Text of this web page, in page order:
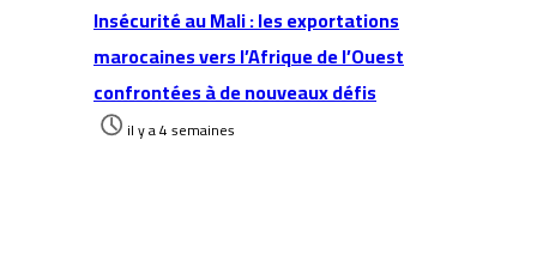
Insécurité au Mali : les exportations
marocaines vers l’Afrique de l’Ouest
confrontées à de nouveaux défis
il y a 4 semaines